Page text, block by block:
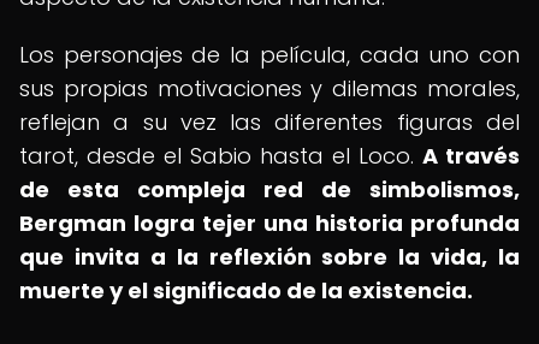
Los personajes de la película, cada uno con
sus propias motivaciones y dilemas morales,
reflejan a su vez las diferentes figuras del
tarot, desde el Sabio hasta el Loco. A través
de esta compleja red de simbolismos,
Bergman logra tejer una historia profunda
que invita a la reflexión sobre la vida, la
muerte y el significado de la existencia.